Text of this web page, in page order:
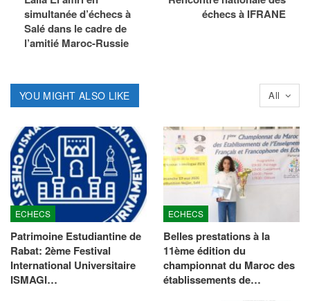
simultanée d’échecs à
Salé dans le cadre de
l’amitié Maroc-Russie
échecs à IFRANE
All
YOU MIGHT ALSO LIKE
ECHECS
Patrimoine Estudiantine de
Rabat: 2ème Festival
International Universitaire
ISMAGI…
ECHECS
Belles prestations à la
11ème édition du
championnat du Maroc des
établissements de…